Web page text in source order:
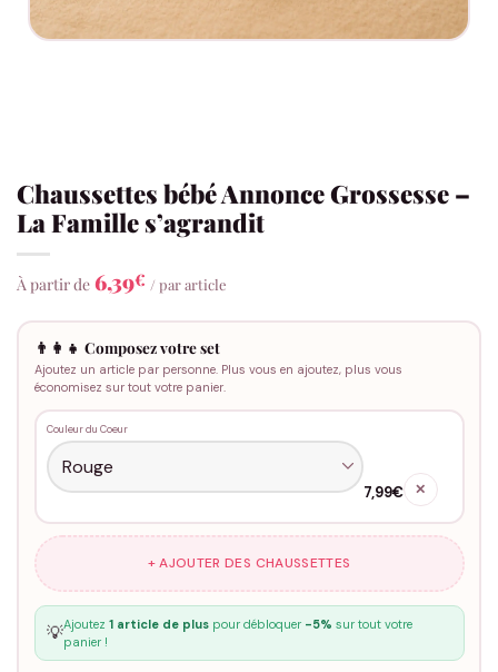
Chaussettes bébé Annonce Grossesse –
La Famille s’agrandit
À partir de 6,39€ / par article
👨‍👩‍👧 Composez votre set
Ajoutez un article par personne. Plus vous en ajoutez, plus vous
économisez sur tout votre panier.
Couleur du Coeur
7,99€ ✕
+ AJOUTER DES CHAUSSETTES
💡Ajoutez 1 article de pluspour débloquer -5% sur tout votre
panier !